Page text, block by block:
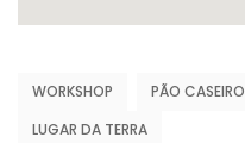
WORKSHOP PÃO CASEIRO
LUGAR DA TERRA